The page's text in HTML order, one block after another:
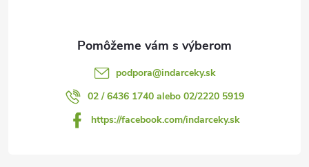
podpora@indarceky.sk
02 / 6436 1740 alebo 02/2220 5919
https://facebook.com/indarceky.sk